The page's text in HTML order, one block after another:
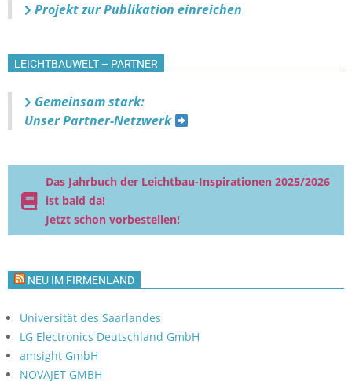
Projekt zur Publikation einreichen
LEICHTBAUWELT – PARTNER
Gemeinsam stark:
Unser Partner-Netzwerk
Das Jahrbuch der Leichtbau-Inspirationen 2025/2026
ist bald da!
Jetzt schon vorbestellen!
NEU IM FIRMENLAND
Universität des Saarlandes
LG Electronics Deutschland GmbH
amsight GmbH
NOVAJET GMBH